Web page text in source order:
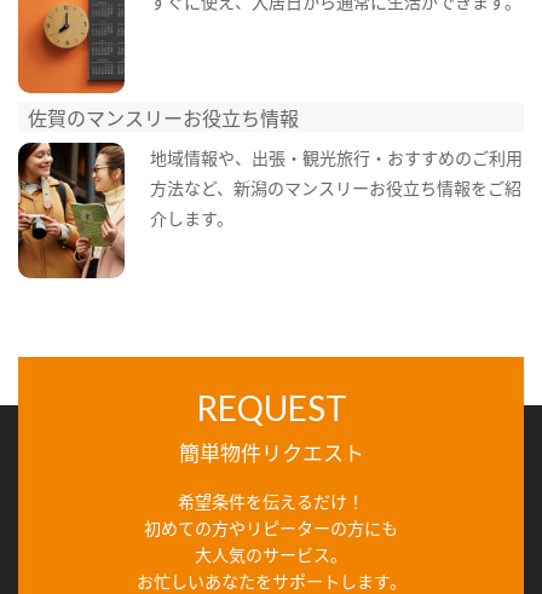
佐賀のマンスリーお役立ち情報
地域情報や、出張・観光旅行・おすすめのご利用
方法など、新潟のマンスリーお役立ち情報をご紹
介します。
REQUEST
簡単物件リクエスト
希望条件を伝えるだけ！
初めての方やリピーターの方にも
大人気のサービス。
お忙しいあなたをサポートします。